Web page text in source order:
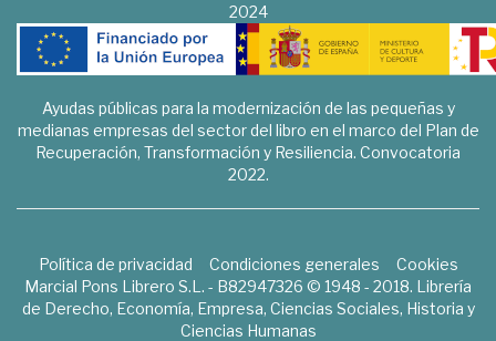
2024
Ayudas públicas para la modernización de las pequeñas y
medianas empresas del sector del libro en el marco del Plan de
Recuperación, Transformación y Resiliencia. Convocatoria
2022.
Política de privacidad Condiciones generales
Cookies
Marcial Pons Librero S.L. - B82947326 © 1948 - 2018. Librería
de Derecho, Economía, Empresa, Ciencias Sociales, Historia y
Ciencias Humanas